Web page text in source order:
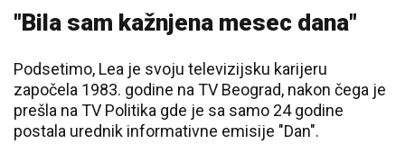
"Bila sam kažnjena mesec dana"
Podsetimo, Lea je svoju televizijsku karijeru
započela 1983. godine na TV Beograd, nakon čega je
prešla na TV Politika gde je sa samo 24 godine
postala urednik informativne emisije "Dan".